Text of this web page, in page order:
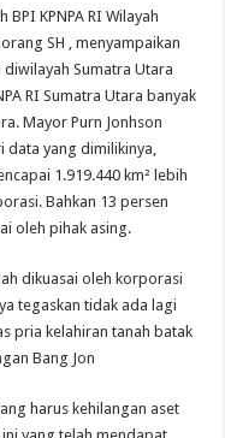
KPNPA RI Wilayah
SH , menyampaikan
Sumatra Utara
RI Sumatra Utara banyak
Mayor Purn Jonhson
data yang dimilikinya,
1.919.440 km² lebih
Bahkan 13 persen
oleh pihak asing.
dikuasai oleh korporasi
tegaskan tidak ada lagi
pria kelahiran tanah batak
Bang Jon
harus kehilangan aset